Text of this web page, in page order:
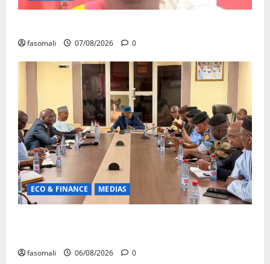
fasomali 07/08/2026 0
ECO & FINANCE MEDIAS
fasomali 06/08/2026 0